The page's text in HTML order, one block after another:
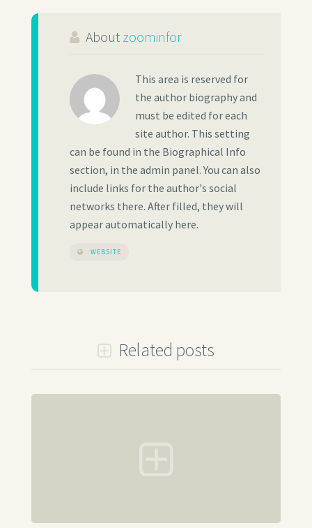
About zoominfor
This area is reserved for
the author biography and
must be edited for each
site author. This setting
can be found in the Biographical Info
section, in the admin panel. You can also
include links for the author's social
networks there. After filled, they will
appear automatically here.
WEBSITE
Related posts